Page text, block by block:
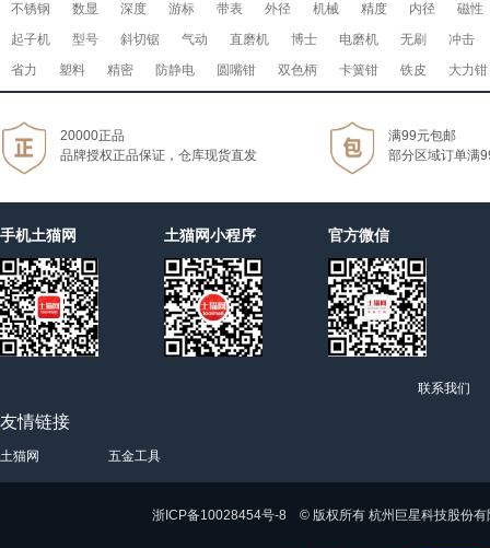
不锈钢
数显 深度 游标 带表 外径 机械 精度 内径
磁性
起子机
型号 斜切锯 气动 直磨机 博士 电磨机 无刷
冲击
省力
塑料 精密 防静电 圆嘴钳 双色柄 卡簧钳 铁皮 大力钳
20000正品
品牌授权正品保证，仓库现货直发
满99元包邮
部分区域订单满
手机土猫网 土猫网小程序 官方微信
联系我们
友情链接
土猫网 五金工具
浙ICP备10028454号-8 © 版权所有 杭州巨星科技股份